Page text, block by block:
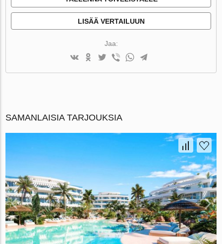
LISÄÄ VERTAILUUN
Jaa:
SAMANLAISIA TARJOUKSIA